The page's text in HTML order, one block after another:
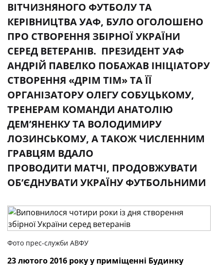
ВІТЧИЗНЯНОГО ФУТБОЛУ ТА
КЕРІВНИЦТВА УАФ, БУЛО ОГОЛОШЕНО
ПРО СТВОРЕННЯ ЗБІРНОЇ УКРАЇНИ
СЕРЕД ВЕТЕРАНІВ. ПРЕЗИДЕНТ УАФ
АНДРІЙ ПАВЕЛКО ПОБАЖАВ ІНІЦІАТОРУ
СТВОРЕННЯ «ДРІМ ТІМ» ТА ЇЇ
ОРГАНІЗАТОРУ ОЛЕГУ СОБУЦЬКОМУ,
ТРЕНЕРАМ КОМАНДИ АНАТОЛІЮ
ДЕМ’ЯНЕНКУ ТА ВОЛОДИМИРУ
ЛОЗИНСЬКОМУ, А ТАКОЖ ЧИСЛЕННИМ
ГРАВЦЯМ ВДАЛО
ПРОВОДИТИ МАТЧІ, ПРОДОВЖУВАТИ
ОБ’ЄДНУВАТИ УКРАЇНУ ФУТБОЛЬНИМИ
Фото прес-служби АВФУ
23 лютого 2016 року у приміщенні Будинку